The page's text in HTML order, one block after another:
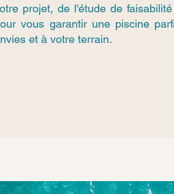
projet, de l'étude de
vous garantir une piscine
et à votre terrain.